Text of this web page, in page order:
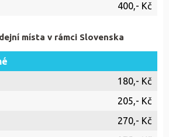
400,- Kč
místa v rámci Slovenska
180,- Kč
205,- Kč
270,- Kč